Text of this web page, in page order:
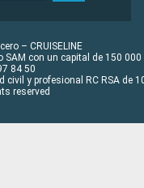
– CRUISELINE
SAM con un capital de 150 000
84 50
y profesional RC RSA de
reserved